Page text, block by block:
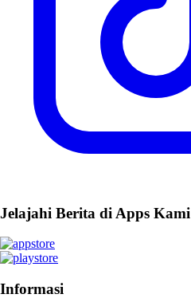
Jelajahi Berita di Apps Kami
Informasi